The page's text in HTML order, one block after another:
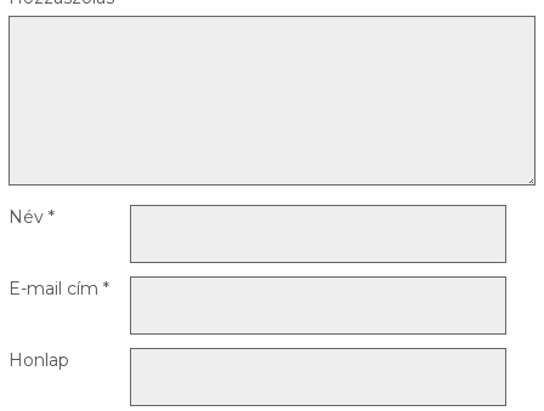
Név *
E-mail cím *
Honlap